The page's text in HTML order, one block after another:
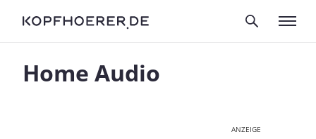
Home Audio
ANZEIGE